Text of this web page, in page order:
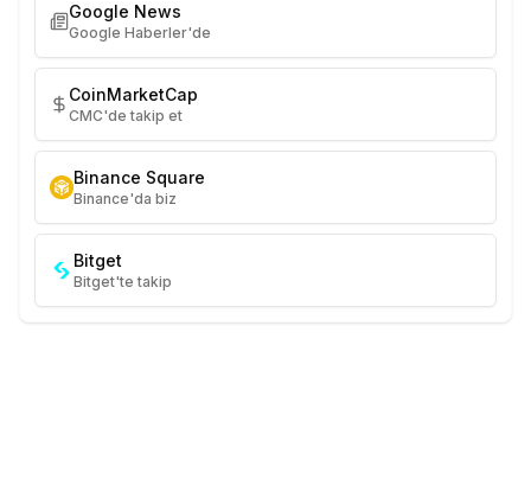
Google News
Google Haberler'de
CoinMarketCap
CMC'de takip et
Binance Square
Binance'da biz
Bitget
Bitget'te takip